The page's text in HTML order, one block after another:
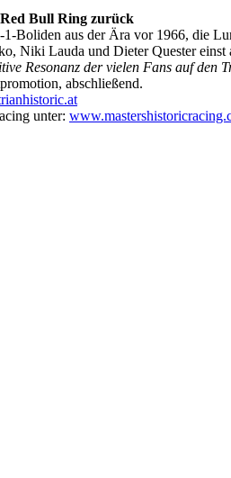
Bull Ring zurück
Boliden aus der Ära vor 1966, die
Niki Lauda und Dieter Quester einst
Resonanz der vielen Fans auf
abschließend.
unter: